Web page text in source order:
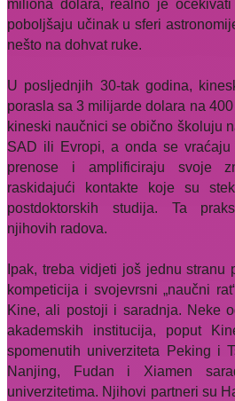
miliona dolara, realno je
poboljšaju učinak u sferi
nešto na dohvat ruke.
U posljednjih 30-tak godina,
porasla sa 3 milijarde dolara na
kineski naučnici se obično školuju
SAD ili Evropi, a onda se
prenose i amplificiraju svoje
raskidajući kontakte koje su
postdoktorskih studija. Ta
njihovih radova.
Ipak, treba vidjeti još jednu stranu
kompeticija i svojevrsni „naučni
Kine, ali postoji i saradnja. Neke
akademskih institucija, poput
spomenutih univerziteta Peking i
Nanjing, Fudan i Xiamen
univerzitetima. Njihovi partneri su